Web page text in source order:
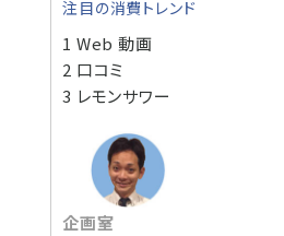
注目の消費トレンド
1 Web 動画
2 口コミ
3 レモンサワー
企画室